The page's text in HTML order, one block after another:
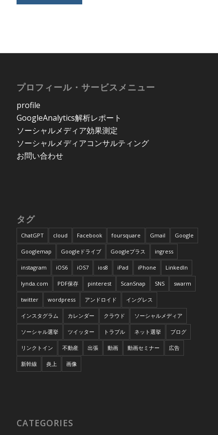
プロフィール・サービスメニュー
profile
GoogleAnalytics解析レポート
ソーシャルメディア効果測定
ソーシャルメディアコンサルティング
お問い合わせ
タグ
ChatGPT cloud Facebook foursquare Gmail Google
Googlemap Googleドライブ Googleプラス ingress
instagram iOS6 iOS7 ios8 iPad iPhone LinkedIn
lynda.com PDF保存 pinterest ScanSnap SNS swarm
twitter wordpress アンドロイド イングレス
インスタグラム カレンダー クラウド ソーシャルメディア
ソーシャル選挙 ツイッター トラブル ネット選挙 ブログ
リンクトイン 不動産 出張 動画 動画セミナー 広告
新幹線 炎上 画像
CATEGORIES